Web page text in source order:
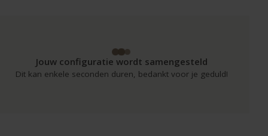
Jouw configuratie wordt samengesteld
Dit kan enkele seconden duren, bedankt voor je geduld!